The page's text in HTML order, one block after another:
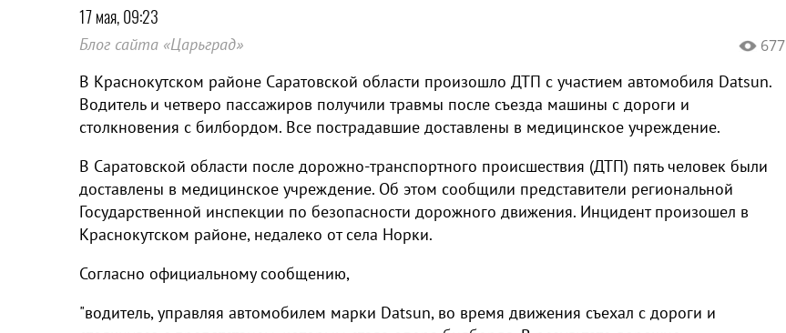
17 мая, 09:23
Блог сайта «Царьград» 677
В Краснокутском районе Саратовской области произошло ДТП с участием автомобиля Datsun.
Водитель и четверо пассажиров получили травмы после съезда машины с дороги и
столкновения с билбордом. Все пострадавшие доставлены в медицинское учреждение.
В Саратовской области после дорожно-транспортного происшествия (ДТП) пять человек были
доставлены в медицинское учреждение. Об этом сообщили представители региональной
Государственной инспекции по безопасности дорожного движения. Инцидент произошел в
Краснокутском районе, недалеко от села Норки.
Согласно официальному сообщению,
"водитель, управляя автомобилем марки Datsun, во время движения съехал с дороги и